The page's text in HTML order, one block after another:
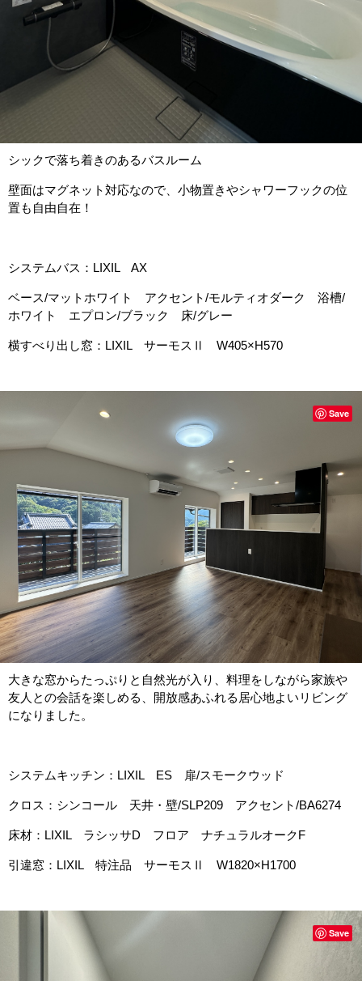
シックで落ち着きのあるバスルーム
壁面はマグネット対応なので、小物置きやシャワーフックの位
置も自由自在！
システムバス：LIXIL AX
ベース/マットホワイト アクセント/モルティオダーク 浴槽/
ホワイト エプロン/ブラック 床/グレー
横すべり出し窓：LIXIL サーモスⅡ W405×H570
大きな窓からたっぷりと自然光が入り、料理をしながら家族や
友人との会話を楽しめる、開放感あふれる居心地よいリビング
になりました。
システムキッチン：LIXIL ES 扉/スモークウッド
クロス：シンコール 天井・壁/SLP209 アクセント/BA6274
床材：LIXIL ラシッサD フロア ナチュラルオークF
引違窓：LIXIL 特注品 サーモスⅡ W1820×H1700
Save
Save